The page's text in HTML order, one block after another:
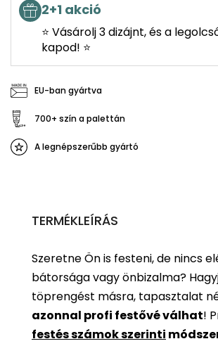
2+1 akció
⭐ Vásárolj 3 dizájnt, és a
kapod! ⭐
EU-ban gyártva
700+ szín a palettán
A legnépszerűbb gyártó
TERMÉKLEÍRÁS
Szeretne Ön is festeni, de nincs
bátorsága vagy önbizalma?
töprengést másra, tapasztalat
azonnal profi festővé válhat!
festés számok szerinti